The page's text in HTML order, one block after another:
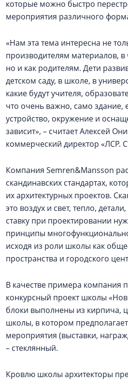
которые можно быстро
мероприятия различного
«Нам эта тема интересна не
производителям материалов, в
но и как родителям. Дети
детском саду, в школе, в
какие будут учителя,
что очень важно, само здание,
устройство, окружение и
зависит», – считает Алексей
коммерческий директор «ЛСР.
Компания Semren&Mansson
скандинавских стандартах,
их архитектурных проектов.
это воздух и свет, тепло,
ставку при проектировании
принципы
исходя из роли школы как
пространства и городского
В качестве примера компания
конкурсный проект школы
блоки выполнены из кирпича,
школы, в котором
мероприятия (выставки,
– стеклянный.
Кровлю школы архитекторы